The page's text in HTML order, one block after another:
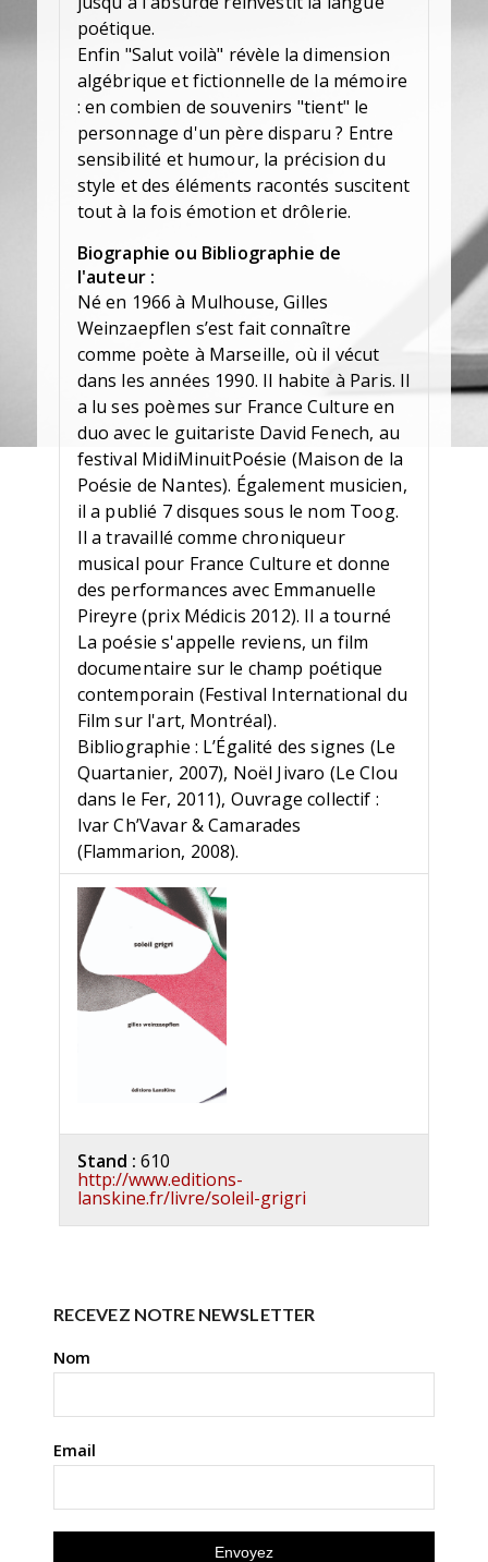
poétique.
Enfin "Salut voilà" révèle la dimension
algébrique et fictionnelle de la mémoire
: en combien de souvenirs "tient" le
personnage d'un père disparu ? Entre
sensibilité et humour, la précision du
style et des éléments racontés suscitent
tout à la fois émotion et drôlerie.
Biographie ou Bibliographie de
l'auteur :
Né en 1966 à Mulhouse, Gilles
Weinzaepflen s’est fait connaître
comme poète à Marseille, où il vécut
dans les années 1990. Il habite à Paris. Il
a lu ses poèmes sur France Culture en
duo avec le guitariste David Fenech, au
festival MidiMinuitPoésie (Maison de la
Poésie de Nantes). Également musicien,
il a publié 7 disques sous le nom Toog.
Il a travaillé comme chroniqueur
musical pour France Culture et donne
des performances avec Emmanuelle
Pireyre (prix Médicis 2012). Il a tourné
La poésie s'appelle reviens, un film
documentaire sur le champ poétique
contemporain (Festival International du
Film sur l'art, Montréal).
Bibliographie : L’Égalité des signes (Le
Quartanier, 2007), Noël Jivaro (Le Clou
dans le Fer, 2011), Ouvrage collectif :
Ivar Ch’Vavar & Camarades
(Flammarion, 2008).
Stand : 610
http://www.editions-
lanskine.fr/livre/soleil-grigri
RECEVEZ NOTRE NEWSLETTER
Nom
Email